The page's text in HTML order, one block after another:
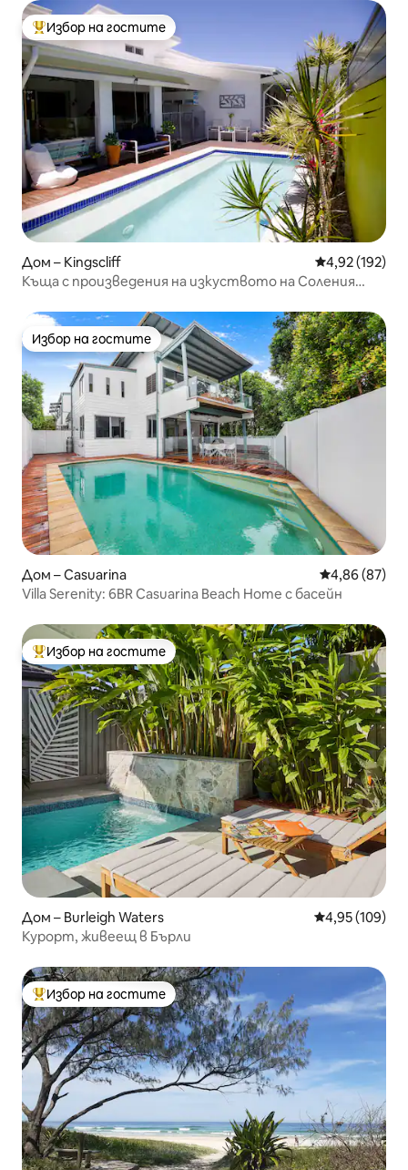
Най-популярен избор на гостите
Избор на гостите
Дом – Kingscliff Средна
4,92 (192)
Къща с произведения на изкуството на Соления
Избор на гостите
Избор на гостите
Дом – Casuarina Средна
4,86 (87)
Villa Serenity: 6BR Casuarina Beach Home с басейн
Най-популярен избор на гостите
Избор на гостите
Дом – Burleigh Waters Средна
4,95 (109)
Курорт, живеещ в Бърли
Най-популярен избор на гостите
Избор на гостите